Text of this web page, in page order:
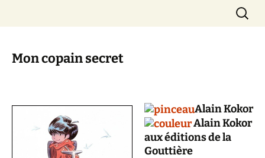
Mon copain secret
Alain Kokor
Alain Kokor
aux éditions de la
Gouttière